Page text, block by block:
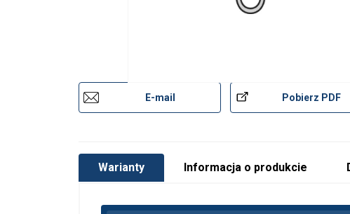
E-mail Pobierz PDF
Warianty Informacja o produkcie